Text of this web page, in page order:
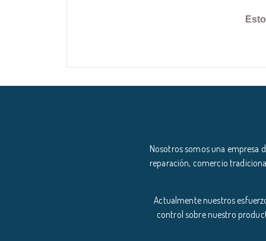
Nosotros somos una empresa
reparación, comercio
Actualmente nuestros
control sobre nuestro